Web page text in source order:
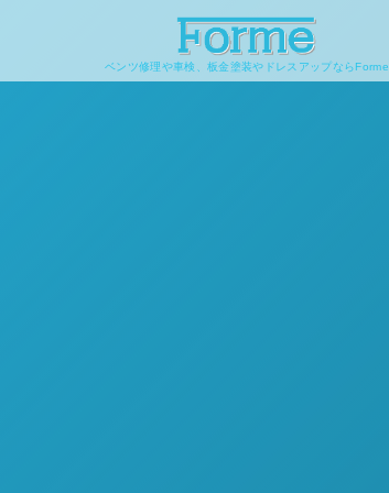
ベンツ修理や車検、板金塗装やドレスアップならForme